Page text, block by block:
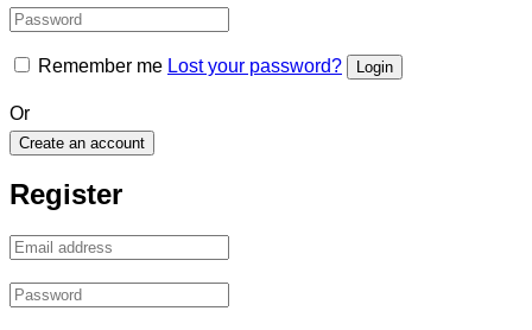
Remember me Lost your password?
Or
Create an account
Register